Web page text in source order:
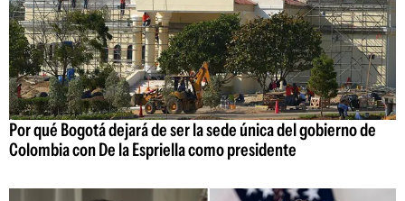
Por qué Bogotá dejará de ser la sede única del gobierno de
Colombia con De la Espriella como presidente